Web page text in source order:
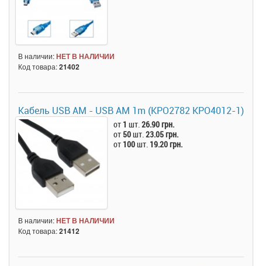
В наличии:НЕТ В НАЛИЧИИ
Код товара:21402
Кабель USB AM - USB AM 1m (KPO2782 KPO4012-1)
от 1 шт.26.90 грн.
от 50шт.23.05 грн.
от 100шт. 19.20 грн.
В наличии:НЕТ В НАЛИЧИИ
Код товара:21412